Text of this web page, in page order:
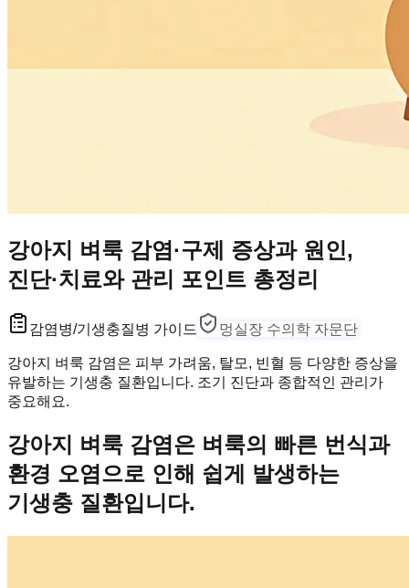
강아지 벼룩 감염·구제 증상과 원인,
진단·치료와 관리 포인트 총정리
감염병/기생충질병 가이드 멍실장 수의학 자문단
강아지 벼룩 감염은 피부 가려움, 탈모, 빈혈 등 다양한 증상을
유발하는 기생충 질환입니다. 조기 진단과 종합적인 관리가
중요해요.
강아지 벼룩 감염은 벼룩의 빠른 번식과
환경 오염으로 인해 쉽게 발생하는
기생충 질환입니다.